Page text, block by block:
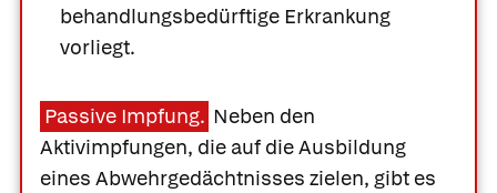
behandlungsbedürftige Erkrankung
vorliegt.
Passive Impfung. Neben den
Aktivimpfungen, die auf die Ausbildung
eines Abwehrgedächtnisses zielen, gibt es